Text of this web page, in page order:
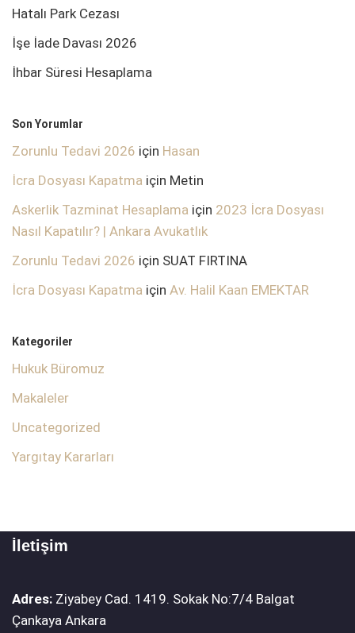
Hatalı Park Cezası
İşe İade Davası 2026
İhbar Süresi Hesaplama
Son Yorumlar
Zorunlu Tedavi 2026 için Hasan
İcra Dosyası Kapatma için Metin
Askerlik Tazminat Hesaplama için 2023 İcra Dosyası
Nasıl Kapatılır? | Ankara Avukatlık
Zorunlu Tedavi 2026 için SUAT FIRTINA
İcra Dosyası Kapatma için Av. Halil Kaan EMEKTAR
Kategoriler
Hukuk Büromuz
Makaleler
Uncategorized
Yargıtay Kararları
İletişim
Adres: Ziyabey Cad. 1419. Sokak No:7/4 Balgat
Çankaya Ankara